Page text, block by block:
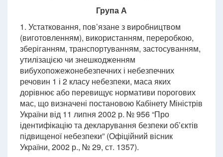
Група А
1. Устатковання, пов’язане з виробництвом
(виготовленням), використанням, переробкою,
зберіганням, транспортуванням, застосуванням,
утилізацією чи знешкодженням
вибухопожежонебезпечних і небезпечних
речовин 1 і 2 класу небезпеки, маса яких
дорівнює або перевищує нормативи порогових
мас, що визначені постановою Кабінету Міністрів
України від 11 липня 2002 р. № 956 “Про
ідентифікацію та декларування безпеки об’єктів
підвищеної небезпеки” (Офіційний вісник
України, 2002 р., № 29, ст. 1357).